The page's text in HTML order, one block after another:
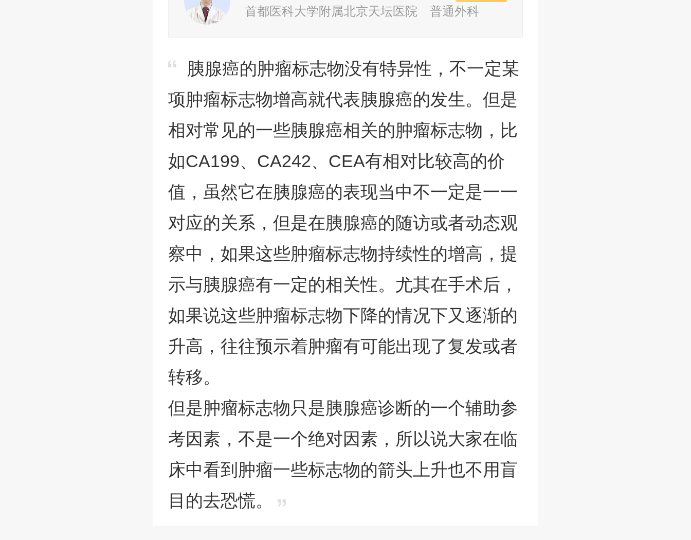
首都医科大学附属北京天坛医院 普通外科
胰腺癌的肿瘤标志物没有特异性，不一定某
项肿瘤标志物增高就代表胰腺癌的发生。但是
相对常见的一些胰腺癌相关的肿瘤标志物，比
如CA199、CA242、CEA有相对比较高的价
值，虽然它在胰腺癌的表现当中不一定是一一
对应的关系，但是在胰腺癌的随访或者动态观
察中，如果这些肿瘤标志物持续性的增高，提
示与胰腺癌有一定的相关性。尤其在手术后，
如果说这些肿瘤标志物下降的情况下又逐渐的
升高，往往预示着肿瘤有可能出现了复发或者
转移。
但是肿瘤标志物只是胰腺癌诊断的一个辅助参
考因素，不是一个绝对因素，所以说大家在临
床中看到肿瘤一些标志物的箭头上升也不用盲
目的去恐慌。